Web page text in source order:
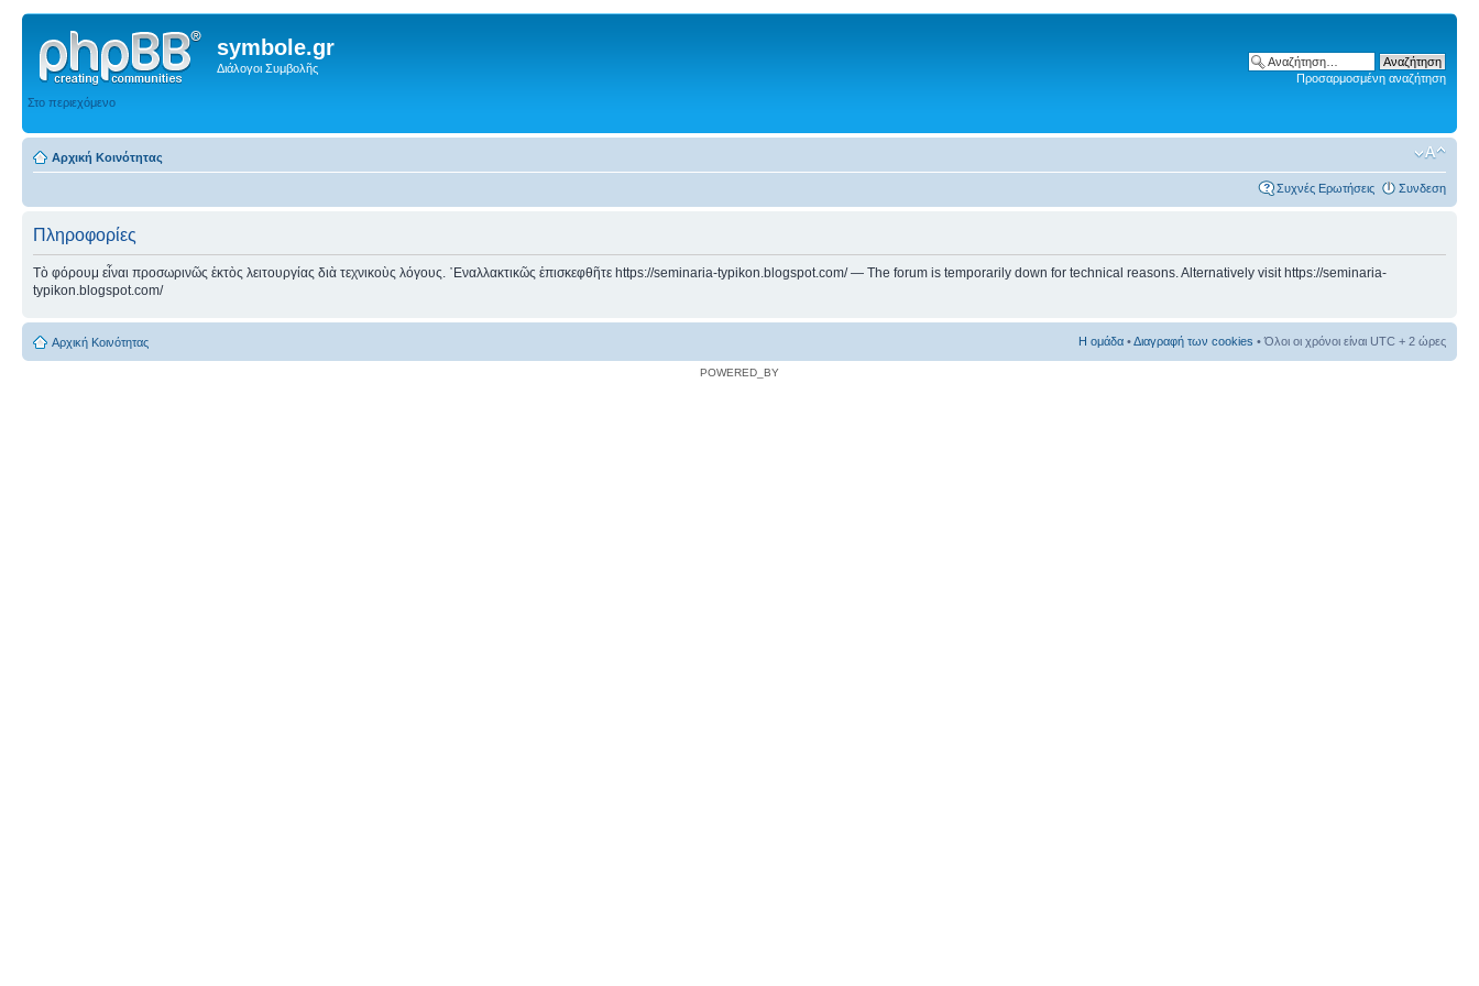
symbole.gr
Διάλογοι Συμβολῆς
Στο περιεχόμενο
Προσαρμοσμένη αναζήτηση
Αρχική Κοινότητας
Συχνές Ερωτήσεις Συνδεση
Πληροφορίες
Τὸ φόρουμ εἶναι προσωρινῶς ἐκτὸς λειτουργίας διὰ τεχνικοὺς λόγους. ᾿Εναλλακτικῶς ἐπισκεφθῆτε https://seminaria-typikon.blogspot.com/ — The forum is temporarily down for technical reasons. Alternatively visit https://seminaria-
typikon.blogspot.com/
Αρχική Κοινότητας Η ομάδα •Διαγραφή των cookies • Όλοι οι χρόνοι είναι UTC + 2 ώρες
POWERED_BY